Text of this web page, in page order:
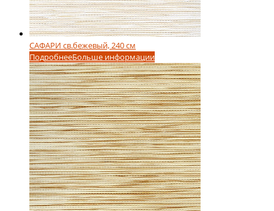
САФАРИ св.бежевый, 240 см
ПодробнееБольше информации